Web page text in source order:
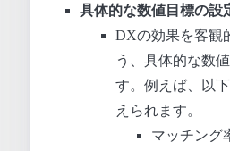
具体的な数値目標の設
DXの効果を客観
う、具体的な数
す。例えば、以
えられます。
マッチング